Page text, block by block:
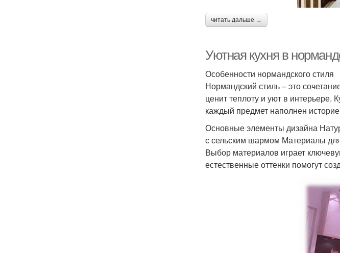
читать дальше →
Уютная кухня в
Особенности нормандского стиля
Нормандский стиль – это
ценит теплоту и уют в интерьере.
каждый предмет наполнен
Основные элементы дизайна
с сельским шармом Материалы
Выбор материалов играет
естественные оттенки помогут